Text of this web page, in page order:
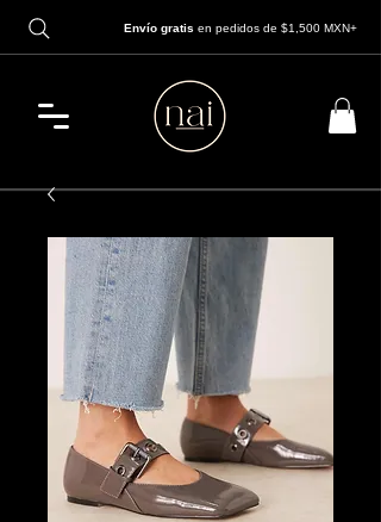
Envío gratis en pedidos de $1,500 MXN+